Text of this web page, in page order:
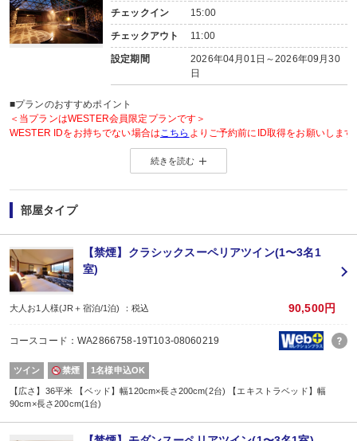
チェックイン 15:00
チェックアウト 11:00
設定期間
2026年04月01日～2026年09月30
日
■プランのおすすめポイント
＜当プランはWESTER会員限定プランです＞
WESTER IDをお持ちでない場合はこちら よりご予約前にID取得をお願いします
◆WESTER会員様に「もらってうれしい」WESTERポイント2倍◆
＜WESTERポイントについて＞
旅行プラン利用分のWESTERポイント(通常)と同数分のWESTERポイント(期
WESTERポイント(期間・用途限定)は、ご旅行出発月の翌々月初旬の付与(予
WESTERポイントの後付けはできません。
旅行プランをお申し込み後、予約内容変更・人数変更・キャンセルされた場合
おとな・こども共、有料人員の方がポイント対象です。（添寝幼児は対象外）
【お楽しみメニュー】
・記念日(誕生日・結婚記念日・ハネムーン)のお客様に、
※記念日の前後30日間が適応です。証明できるものをお持ちください。
※ご希望の場合は、予約条件入力の画面で該当の記念日内容をお選びくださ
※1名様1室でご利用の場合、誕生日以外は適用できません。
【ご案内】
■最終チェックインは20:00となります。
■お部屋は正ベッド2台＋エキストラベッド1台となります。
続きを読む
部屋タイプ
【禁煙】クラシックスーペリアツイン(1〜3名1
室)
大人お1人様(JR＋宿泊/1泊) ：税込 90,500円
コースコード：WA2866758-19T103-08060219
ツイン 禁煙 1名様申込OK
【広さ】36平米 【ベッド】幅120cm×長さ200cm(2台) 【エキストラベッド】幅
90cm×長さ200cm(1台)